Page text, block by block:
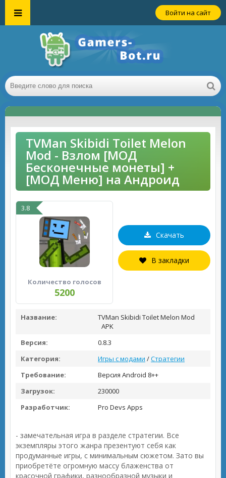
Войти на сайт
TVMan Skibidi Toilet Melon
Mod - Взлом [МОД
Бесконечные монеты] +
[МОД Меню] на Андроид
3.8
Количество голосов
5200
Скачать
В закладки
Название:
TVMan Skibidi Toilet Melon Mod
APK
Версия:
0.8.3
Категория:
Игры с модами /Стратегии
Требование:
Версия Android 8++
Загрузок:
230000
Разработчик:
Pro Devs Apps
- замечательная игра в разделе стратегии. Все
экземпляры этого жанра презентуют себя как
продуманные игры, с минимальным сюжетом. Зато вы
приобретёте огромную массу блаженства от
красочной графики, разнообразной музыки и